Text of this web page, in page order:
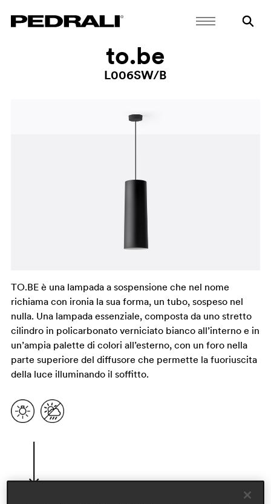
to.be
L006SW/B
TO.BE è una lampada a sospensione che nel nome
richiama con ironia la sua forma, un tubo, sospeso nel
nulla. Una lampada essenziale, composta da uno stretto
cilindro in policarbonato verniciato bianco all’interno e in
un’ampia palette di colori all’esterno, con un foro nella
parte superiore del diffusore che permette la fuoriuscita
della luce illuminando il soffitto.